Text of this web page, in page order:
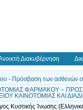
Διακυβέρνηση
- Πρόσβαση των ασθενών σε
ΦΑΡΜΑΚΟΥ –
ΚΑΙΝΟΤΟΜΙΑΣ ΚΑΙ
Κυστικής Ίνωσης